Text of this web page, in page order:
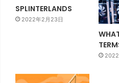
SPLINTERLANDS
2022年2月23日
2022